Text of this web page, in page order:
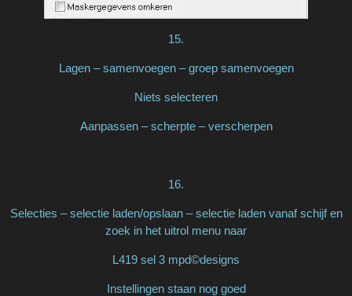
15.
Lagen – samenvoegen – groep samenvoegen
Niets selecteren
Aanpassen – scherpte – verscherpen
16.
Selecties – selectie laden/opslaan – selectie laden vanaf schijf en
zoek in het uitrol menu naar
L419 sel 3 mpd©designs
Instellingen staan nog goed